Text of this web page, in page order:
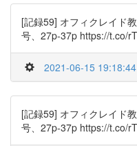
[記録59] オフィクレイド
号、27p-37p https://t.co/
2021-06-15 19:18:44
[記録59] オフィクレイド
号、27p-37p https://t.co/